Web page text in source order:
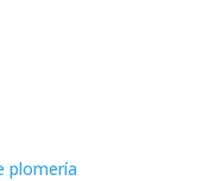
plomería